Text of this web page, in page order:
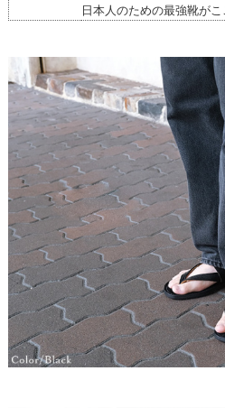
日本人のための最強靴がこ